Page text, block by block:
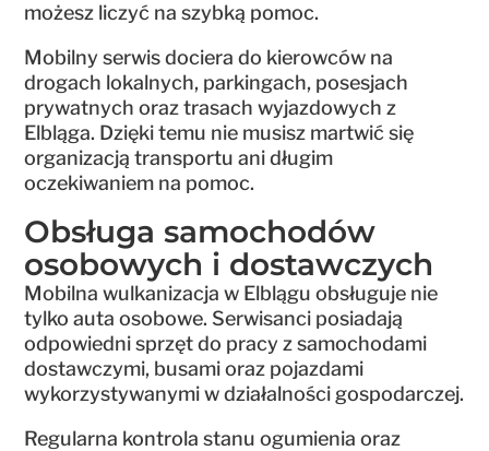
możesz liczyć na szybką pomoc.
Mobilny serwis dociera do kierowców na
drogach lokalnych, parkingach, posesjach
prywatnych oraz trasach wyjazdowych z
Elbląga. Dzięki temu nie musisz martwić się
organizacją transportu ani długim
oczekiwaniem na pomoc.
Obsługa samochodów
osobowych i dostawczych
Mobilna wulkanizacja w Elblągu obsługuje nie
tylko auta osobowe. Serwisanci posiadają
odpowiedni sprzęt do pracy z samochodami
dostawczymi, busami oraz pojazdami
wykorzystywanymi w działalności gospodarczej.
Regularna kontrola stanu ogumienia oraz